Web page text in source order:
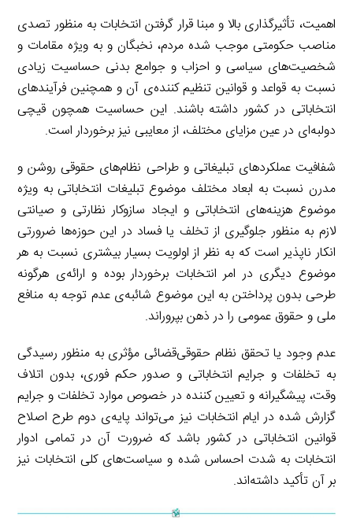
اهمیت، تأثیرگذاری بالا و مبنا قرار گرفتن انتخابات به منظور تصدی
مناصب حکومتی موجب شده مردم،‌ نخبگان و به ویژه مقامات و
شخصیت‌های سیاسی و احزاب و جوامع بدنی حساسیت زیادی
نسبت به قواعد و قوانین تنظیم کننده‌ی آن و همچنین فرآیندهای
انتخاباتی در کشور داشته باشند. این حساسیت همچون قیچی
دولبه‌ای در عین مزایای مختلف، از معایبی نیز برخوردار است.
شفافیت عملکردهای تبلیغاتی و طراحی نظام‌های حقوقی روشن و
مدرن نسبت به ابعاد مختلف موضوع تبلیغات انتخاباتی به ویژه
موضوع هزینه‌های انتخاباتی و ایجاد سازوکار نظارتی و صیانتی
لازم به منظور جلوگیری از تخلف یا فساد در این حوزه‌ها ضرورتی
انکار ناپذیر است که به نظر از اولویت بسیار بیشتری نسبت به هر
موضوع دیگری در امر انتخابات برخوردار بوده و ارائه‌ی هرگونه
طرحی بدون پرداختن به این موضوع شائبه‌ی عدم توجه به منافع
ملی و حقوق عمومی را در ذهن بپروراند.
عدم وجود یا تحقق نظام حقوقی‌قضائی مؤثری به منظور رسیدگی
به تخلفات و جرایم انتخاباتی و صدور حکم فوری، بدون اتلاف
وقت، پیشگیرانه و تعیین کننده در خصوص موارد تخلفات و جرایم
گزارش شده در ایام انتخابات نیز می‌تواند پایه‌ی دوم طرح اصلاح
قوانین انتخاباتی در کشور باشد که ضرورت آن در تمامی ادوار
انتخابات به شدت احساس شده و سیاست‌های کلی انتخابات نیز
بر آن تأکید داشته‌اند.